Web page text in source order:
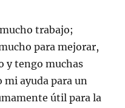
trabajo;
para mejorar,
y tengo muchas
mi ayuda para un
útil para la